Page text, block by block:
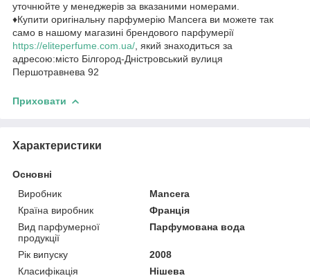
уточнюйте у менеджерів за вказаними номерами.
♦Купити оригінальну парфумерію Mancera ви можете так
само в нашому магазині брендового парфумерії
https://eliteperfume.com.ua/ , який знаходиться за
адресою:місто Білгород-Дністровський вулиця
Першотравнева 92
Приховати
Характеристики
Основні
Виробник
Mancera
Країна виробник
Франція
Вид парфумерної
продукції
Парфумована вода
Рік випуску
2008
Класифікація
Нішева